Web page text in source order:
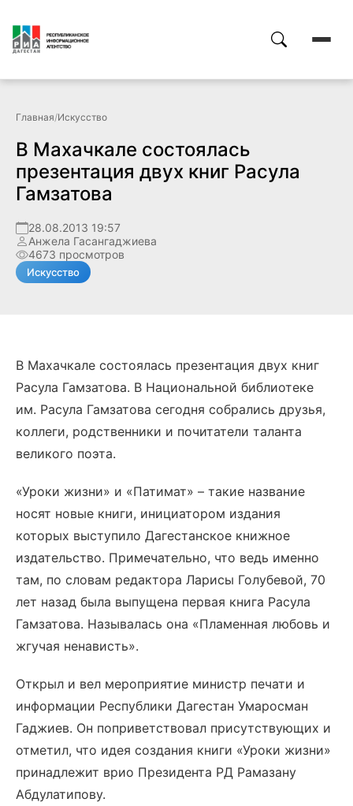
Главная/Искусство
В Махачкале состоялась
презентация двух книг Расула
Гамзатова
28.08.2013 19:57
Анжела Гасангаджиева
4673 просмотров
Искусство
В Махачкале состоялась презентация двух книг
Расула Гамзатова. В Национальной библиотеке
им. Расула Гамзатова сегодня собрались друзья,
коллеги, родственники и почитатели таланта
великого поэта.
«Уроки жизни» и «Патимат» – такие название
носят новые книги, инициатором издания
которых выступило Дагестанское книжное
издательство. Примечательно, что ведь именно
там, по словам редактора Ларисы Голубевой, 70
лет назад была выпущена первая книга Расула
Гамзатова. Называлась она «Пламенная любовь и
жгучая ненависть».
Открыл и вел мероприятие министр печати и
информации Республики Дагестан Умаросман
Гаджиев. Он поприветствовал присутствующих и
отметил, что идея создания книги «Уроки жизни»
принадлежит врио Президента РД Рамазану
Абдулатипову.